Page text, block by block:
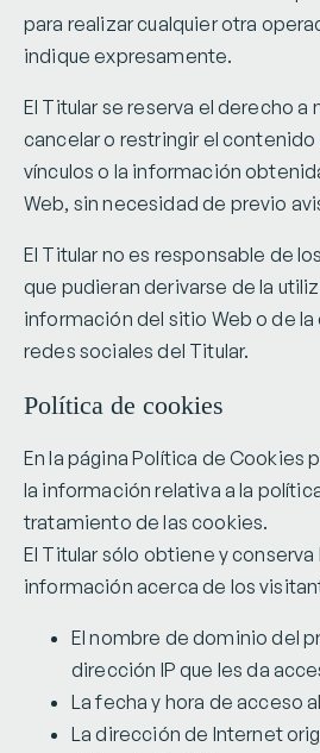
para realizar cualquier otra
indique expresamente.
El Titular se reserva el derecho a
cancelar o restringir el contenido
vínculos o la información
Web, sin necesidad de previo
El Titular no es responsable de
que pudieran derivarse de la
información del sitio Web o de
redes sociales del Titular.
Política de cookies
En la página Política de Cookies
la información relativa a la
tratamiento de las cookies.
El Titular sólo obtiene y conserva
información acerca de los
El nombre de dominio del
dirección IP que les da
La fecha y hora de acceso
La dirección de Internet